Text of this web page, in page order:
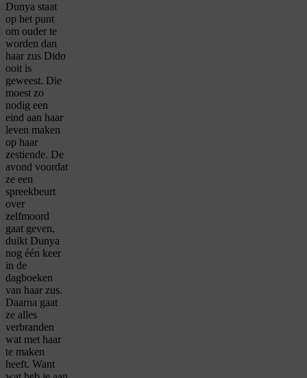
Dunya staat
op het punt
om ouder te
worden dan
haar zus Dido
ooit is
geweest. Die
moest zo
nodig een
eind aan haar
leven maken
op haar
zestiende. De
avond voordat
ze een
spreekbeurt
over
zelfmoord
gaat geven,
duikt Dunya
nog één keer
in de
dagboeken
van haar zus.
Daarna gaat
ze alles
verbranden
wat met haar
te maken
heeft. Want